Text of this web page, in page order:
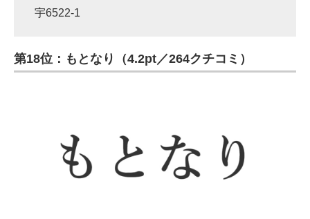
宇6522-1
第18位：もとなり（4.2pt／264クチコミ）